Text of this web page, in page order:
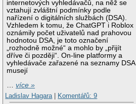
internetových vyhledávačů, na něž se
vztahují zvláštní podmínky podle
nařízení o digitálních službách (DSA).
Vzhledem k tomu, že ChatGPT i Roblox
oznámily počet uživatelů nad prahovou
hodnotou DSA, je toto označení
„rozhodně možné“ a mohlo by „přijít
dříve či později“. On-line platformy a
vyhledávače zařazené na seznamy DSA
musejí
…více »
Ladislav Hagara| Komentářů: 9